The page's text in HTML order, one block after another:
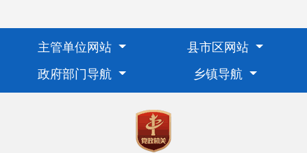
主管单位网站
县市区网站
政府部门导航
乡镇导航